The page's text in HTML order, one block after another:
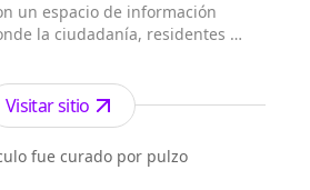
un espacio de información
la ciudadanía, residentes y
consultar la información que
Bogotá, su historia, sus
y principales noticias de la
Visitar sitio
fue curado por pulzo